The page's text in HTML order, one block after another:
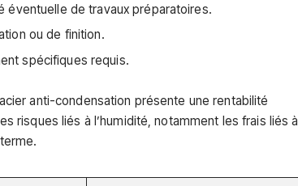
éventuelle de travaux préparatoires.
ou de finition.
spécifiques requis.
anti-condensation présente une rentabilité
risques liés à l’humidité, notamment les frais liés à